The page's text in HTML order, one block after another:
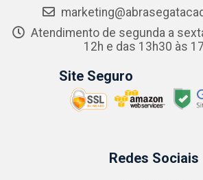
Atendimento de segunda a
12h e das 13h30 às
Site Seguro
Redes Sociais